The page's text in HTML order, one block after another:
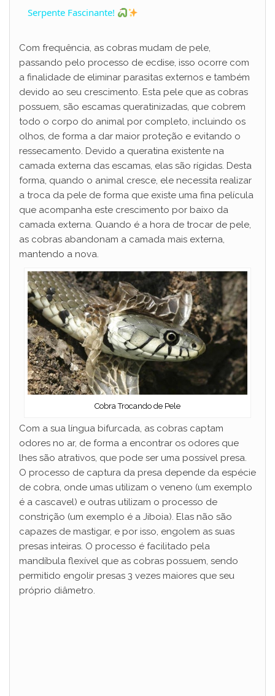
a
y
V
i
d
e
o
Serpente Fascinante!
Com frequência, as cobras mudam de pele,
passando pelo processo de ecdise, isso ocorre com
a finalidade de eliminar parasitas externos e também
devido ao seu crescimento. Esta pele que as cobras
possuem, são escamas queratinizadas, que cobrem
todo o corpo do animal por completo, incluindo os
olhos, de forma a dar maior proteção e evitando o
ressecamento. Devido a queratina existente na
camada externa das escamas, elas são rígidas. Desta
forma, quando o animal cresce, ele necessita realizar
a troca da pele de forma que existe uma fina película
que acompanha este crescimento por baixo da
camada externa. Quando é a hora de trocar de pele,
as cobras abandonam a camada mais externa,
mantendo a nova.
Cobra Trocando de Pele
Com a sua língua bifurcada, as cobras captam
odores no ar, de forma a encontrar os odores que
lhes são atrativos, que pode ser uma possível presa.
O processo de captura da presa depende da espécie
de cobra, onde umas utilizam o veneno (um exemplo
é a cascavel) e outras utilizam o processo de
constrição (um exemplo é a Jiboia). Elas não são
capazes de mastigar, e por isso, engolem as suas
presas inteiras. O processo é facilitado pela
mandíbula flexível que as cobras possuem, sendo
permitido engolir presas 3 vezes maiores que seu
próprio diâmetro.